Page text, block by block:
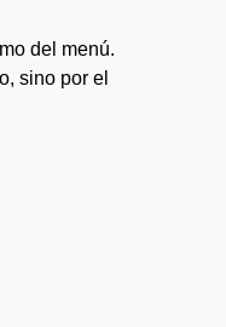
del menú.
sino por el